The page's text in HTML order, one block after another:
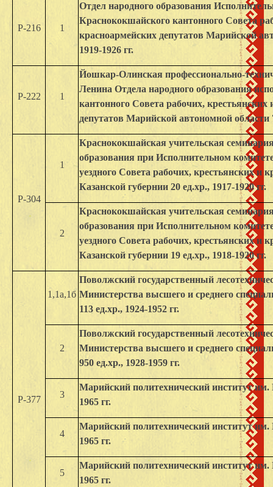
Р-216 1
Отдел народного образования
Краснококшайского кантонного Совета
красноармейских депутатов Марийской
1919-1926 гг.
Р-222 1
Йошкар-Олинская профессионально-
Ленина Отдела народного образования
кантонного Совета рабочих, крестьянских
депутатов Марийской автономной области
Р-304
1
Краснококшайская учительская
образования при Исполнительном
уездного Совета рабочих, крестьянских и
Казанской губернии 20 ед.хр., 1917-1920 гг.
2
Краснококшайская учительская
образования при Исполнительном
уездного Совета рабочих, крестьянских и
Казанской губернии 19 ед.хр., 1918-1920 гг.
Р-377
1,1а,1б
Поволжский государственный
Министерства высшего и среднего
113 ед.хр., 1924-1952 гг.
2
Поволжский государственный
Министерства высшего и среднего
950 ед.хр., 1928-1959 гг.
3
Марийский политехнический институт им.
1965 гг.
4
Марийский политехнический институт им.
1965 гг.
5
Марийский политехнический институт им.
1965 гг.